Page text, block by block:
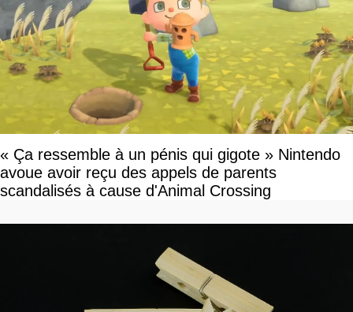
« Ça ressemble à un pénis qui gigote » Nintendo
avoue avoir reçu des appels de parents
scandalisés à cause d'Animal Crossing